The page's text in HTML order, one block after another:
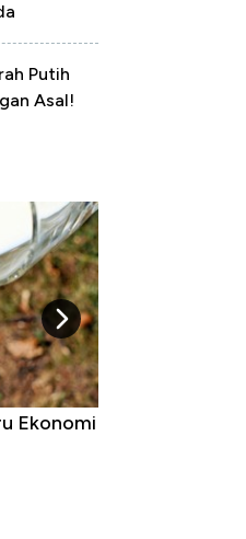
Putih
Asal!
Ekonomi